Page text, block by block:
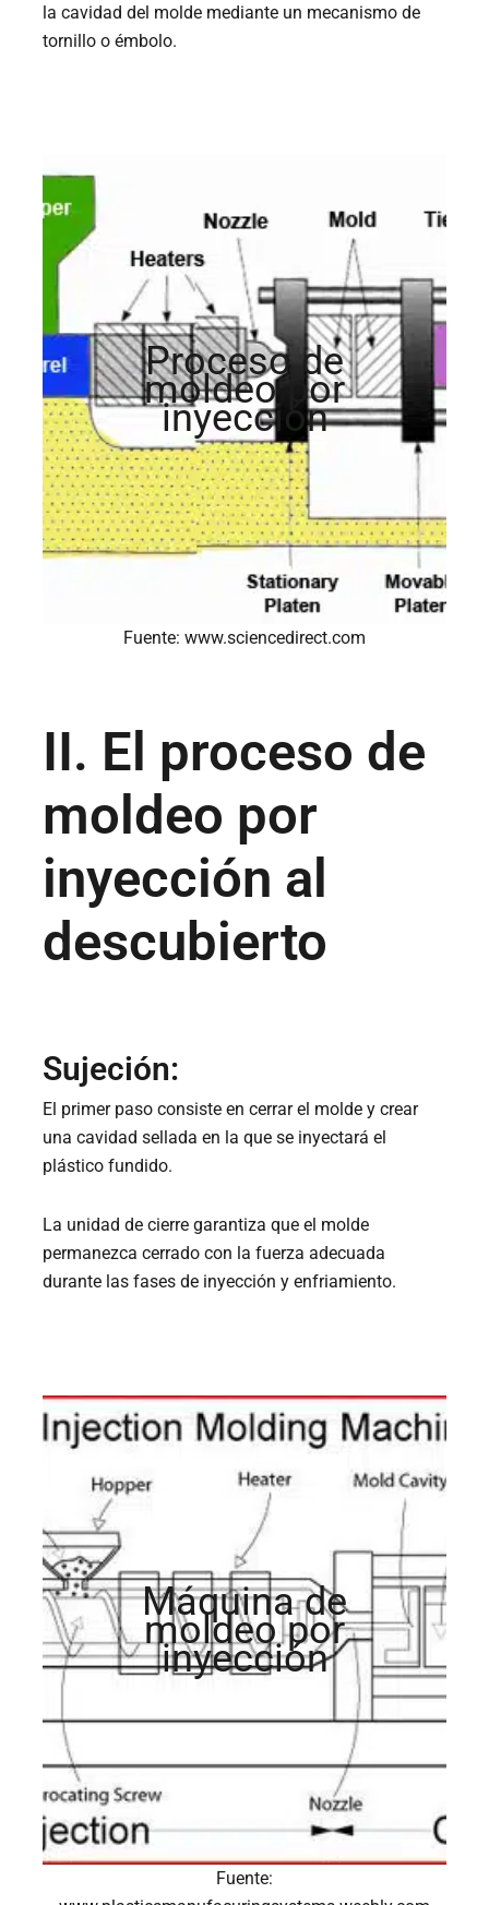
la cavidad del molde mediante un mecanismo de
tornillo o émbolo.
Proceso de
moldeo por
inyección
Fuente: www.sciencedirect.com
II. El proceso de
moldeo por
inyección al
descubierto
Sujeción:
El primer paso consiste en cerrar el molde y crear
una cavidad sellada en la que se inyectará el
plástico fundido.
La unidad de cierre garantiza que el molde
permanezca cerrado con la fuerza adecuada
durante las fases de inyección y enfriamiento.
Máquina de
moldeo por
inyección
Fuente: